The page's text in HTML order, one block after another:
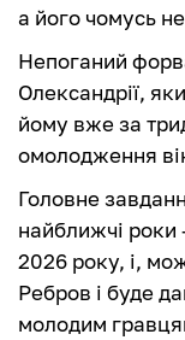
а його чомусь
Непоганий
Олександрії,
йому вже за
омолодження
Головне
найближчі роки
2026 року, і,
Ребров і буде
молодим